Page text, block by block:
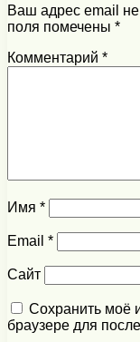
Ваш адрес email не
поля помечены *
Комментарий *
Имя *
Email *
Сайт
Сохранить моё
браузере для